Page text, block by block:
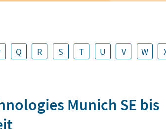
Q R S T U V W
Munich SE bis